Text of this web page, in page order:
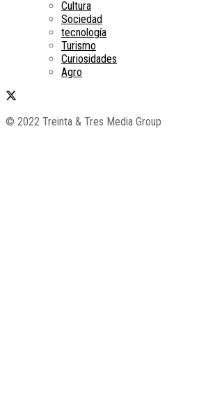
Cultura
Sociedad
tecnología
Turismo
Curiosidades
Agro
© 2022 Treinta & Tres Media Group